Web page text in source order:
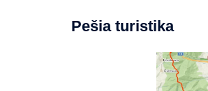
Pešia turistika